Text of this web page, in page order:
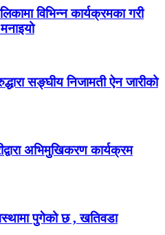
विभिन्न कार्यक्रमका गरी
सङ्घीय निजामती ऐन जारीको
अभिमुखिकरण कार्यक्रम
पुगेको छ , खतिवडा